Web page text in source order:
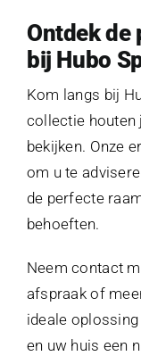
Ontdek de
bij Hubo
Kom langs bij
collectie houten
bekijken. Onze
om u te
de perfecte
behoeften.
Neem contact
afspraak of
ideale
en uw huis een